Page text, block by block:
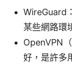
WireGuard
某些網路環
OpenVPN
好，是許多